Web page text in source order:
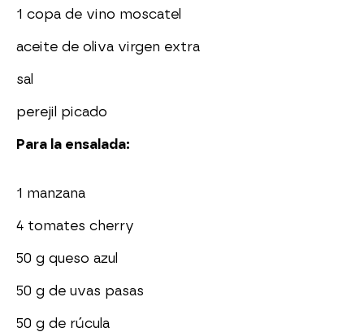
1 copa de vino moscatel
aceite de oliva virgen extra
sal
perejil picado
Para la ensalada:
1 manzana
4 tomates cherry
50 g queso azul
50 g de uvas pasas
50 g de rúcula